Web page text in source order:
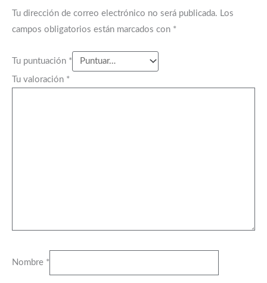
Tu dirección de correo electrónico no será publicada. Los
campos obligatorios están marcados con *
Tu puntuación *
Tu valoración *
Nombre *